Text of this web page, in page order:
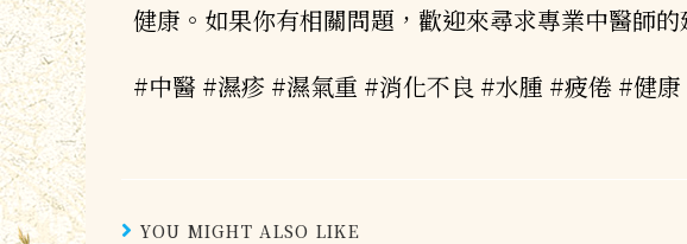
健康。如果你有相關問題，歡迎來尋求專業中醫師
#中醫 #濕疹 #濕氣重 #消化不良 #水腫 #疲倦 #健康
YOU MIGHT ALSO LIKE